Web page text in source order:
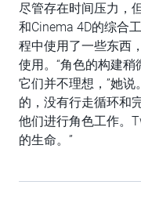
尽管存在时间压力，
和Cinema 4D的综合
程中使用了一些东西
使用。“角色的构建
它们并不理想，”她说
的，没有行走循环和
他们进行角色工作。
的生命。”